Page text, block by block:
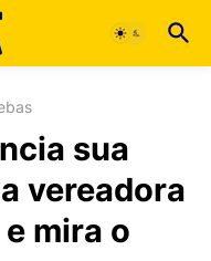
sua
vereadora
mira o